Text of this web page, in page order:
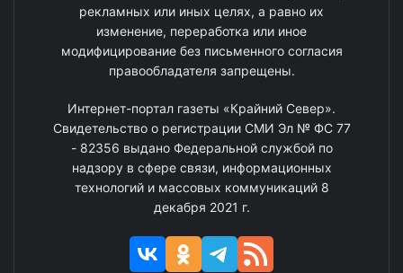
рекламных или иных целях, а равно их
изменение, переработка или иное
модифицирование без письменного согласия
правообладателя запрещены.
Интернет-портал газеты «Крайний Север».
Свидетельство о регистрации СМИ Эл № ФС 77
- 82356 выдано Федеральной службой по
надзору в сфере связи, информационных
технологий и массовых коммуникаций 8
декабря 2021 г.